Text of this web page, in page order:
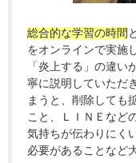
総合的な学習の時間
をオンラインで実施
「炎上する」の違
寧に説明していただ
まうと、削除しても
こと、ＬＩＮＥなど
気持ちが伝わりにく
必要があることなど